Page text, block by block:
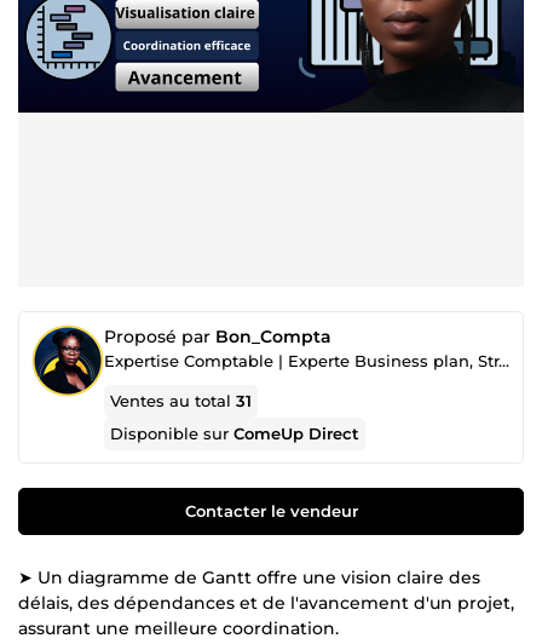
Proposé par Bon_Compta
Expertise Comptable | Experte Business plan, Stratégie Financière et Marchés Publics
Ventes au total31
Disponible surComeUp Direct
Contacter le vendeur
➤ Un diagramme de Gantt offre une vision claire des
délais, des dépendances et de l'avancement d'un projet,
assurant une meilleure coordination.